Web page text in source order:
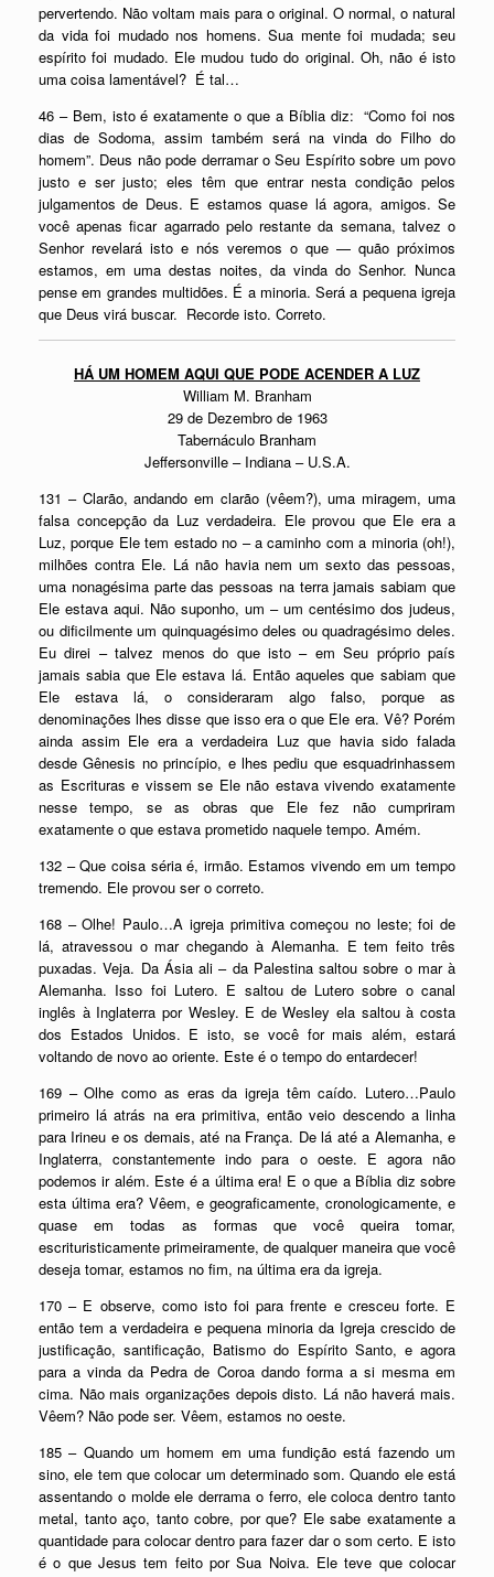
pervertendo. Não voltam mais para o original. O normal, o natural
da vida foi mudado nos homens. Sua mente foi mudada; seu
espírito foi mudado. Ele mudou tudo do original. Oh, não é isto
uma coisa lamentável? É tal…
46 – Bem, isto é exatamente o que a Bíblia diz: “Como foi nos
dias de Sodoma, assim também será na vinda do Filho do
homem”. Deus não pode derramar o Seu Espírito sobre um povo
justo e ser justo; eles têm que entrar nesta condição pelos
julgamentos de Deus. E estamos quase lá agora, amigos. Se
você apenas ficar agarrado pelo restante da semana, talvez o
Senhor revelará isto e nós veremos o que — quão próximos
estamos, em uma destas noites, da vinda do Senhor. Nunca
pense em grandes multidões. É a minoria. Será a pequena igreja
que Deus virá buscar. Recorde isto. Correto.
HÁ UM HOMEM AQUI QUE PODE ACENDER A LUZ
William M. Branham
29 de Dezembro de 1963
Tabernáculo Branham
Jeffersonville – Indiana – U.S.A.
131 – Clarão, andando em clarão (vêem?), uma miragem, uma
falsa concepção da Luz verdadeira. Ele provou que Ele era a
Luz, porque Ele tem estado no – a caminho com a minoria (oh!),
milhões contra Ele. Lá não havia nem um sexto das pessoas,
uma nonagésima parte das pessoas na terra jamais sabiam que
Ele estava aqui. Não suponho, um – um centésimo dos judeus,
ou dificilmente um quinquagésimo deles ou quadragésimo deles.
Eu direi – talvez menos do que isto – em Seu próprio país
jamais sabia que Ele estava lá. Então aqueles que sabiam que
Ele estava lá, o consideraram algo falso, porque as
denominações lhes disse que isso era o que Ele era. Vê? Porém
ainda assim Ele era a verdadeira Luz que havia sido falada
desde Gênesis no princípio, e lhes pediu que esquadrinhassem
as Escrituras e vissem se Ele não estava vivendo exatamente
nesse tempo, se as obras que Ele fez não cumpriram
exatamente o que estava prometido naquele tempo. Amém.
132 – Que coisa séria é, irmão. Estamos vivendo em um tempo
tremendo. Ele provou ser o correto.
168 – Olhe! Paulo…A igreja primitiva começou no leste; foi de
lá, atravessou o mar chegando à Alemanha. E tem feito três
puxadas. Veja. Da Ásia ali – da Palestina saltou sobre o mar à
Alemanha. Isso foi Lutero. E saltou de Lutero sobre o canal
inglês à Inglaterra por Wesley. E de Wesley ela saltou à costa
dos Estados Unidos. E isto, se você for mais além, estará
voltando de novo ao oriente. Este é o tempo do entardecer!
169 – Olhe como as eras da igreja têm caído. Lutero…Paulo
primeiro lá atrás na era primitiva, então veio descendo a linha
para Irineu e os demais, até na França. De lá até a Alemanha, e
Inglaterra, constantemente indo para o oeste. E agora não
podemos ir além. Este é a última era! E o que a Bíblia diz sobre
esta última era? Vêem, e geograficamente, cronologicamente, e
quase em todas as formas que você queira tomar,
escrituristicamente primeiramente, de qualquer maneira que você
deseja tomar, estamos no fim, na última era da igreja.
170 – E observe, como isto foi para frente e cresceu forte. E
então tem a verdadeira e pequena minoria da Igreja crescido de
justificação, santificação, Batismo do Espírito Santo, e agora
para a vinda da Pedra de Coroa dando forma a si mesma em
cima. Não mais organizações depois disto. Lá não haverá mais.
Vêem? Não pode ser. Vêem, estamos no oeste.
185 – Quando um homem em uma fundição está fazendo um
sino, ele tem que colocar um determinado som. Quando ele está
assentando o molde ele derrama o ferro, ele coloca dentro tanto
metal, tanto aço, tanto cobre, por que? Ele sabe exatamente a
quantidade para colocar dentro para fazer dar o som certo. E isto
é o que Jesus tem feito por Sua Noiva. Ele teve que colocar